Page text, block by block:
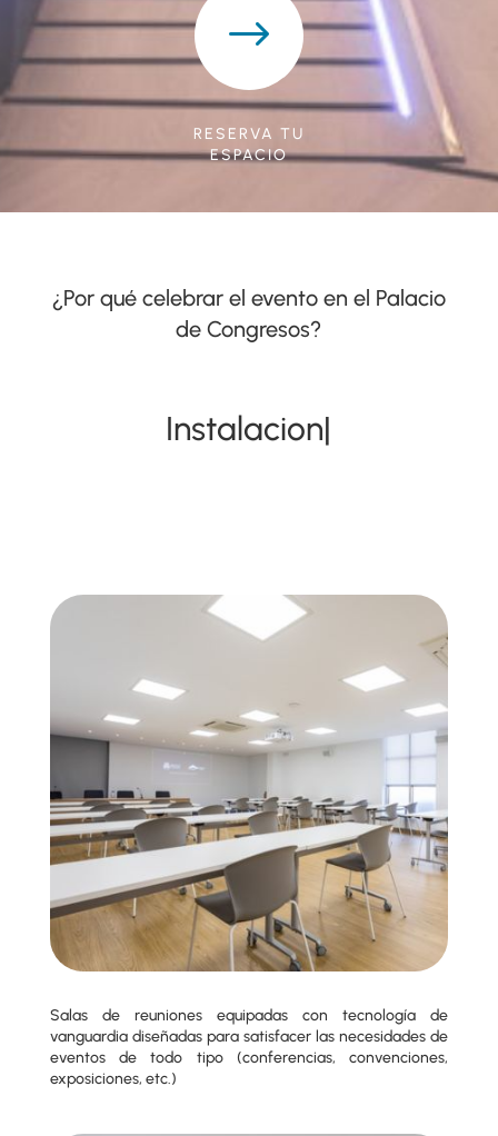
$
RESERVA TU
ESPACIO
¿Por qué celebrar el evento en el Palacio
de Congresos?
Instalaciones moderna
Salas de reuniones equipadas con tecnología de
vanguardia diseñadas para satisfacer las necesidades de
eventos de todo tipo (conferencias, convenciones,
exposiciones, etc.)